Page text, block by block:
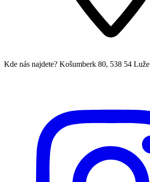
Kde nás najdete? Košumberk 80, 538 54 Luže